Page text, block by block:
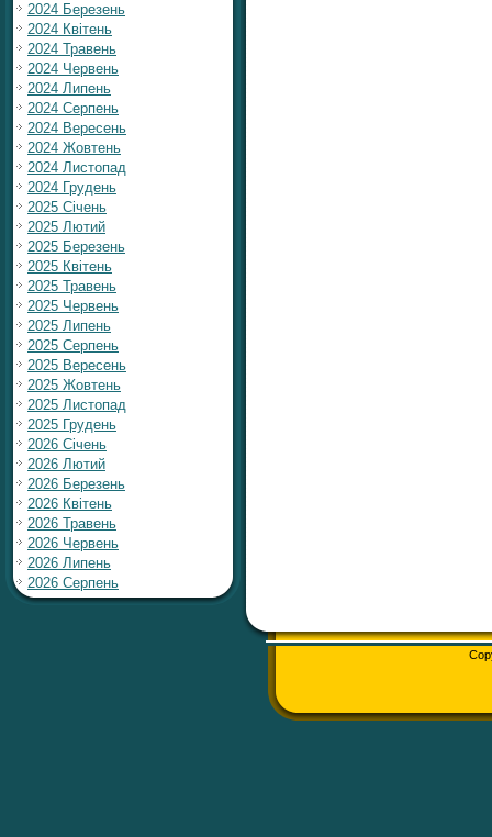
2024 Березень
2024 Квітень
2024 Травень
2024 Червень
2024 Липень
2024 Серпень
2024 Вересень
2024 Жовтень
2024 Листопад
2024 Грудень
2025 Січень
2025 Лютий
2025 Березень
2025 Квітень
2025 Травень
2025 Червень
2025 Липень
2025 Серпень
2025 Вересень
2025 Жовтень
2025 Листопад
2025 Грудень
2026 Січень
2026 Лютий
2026 Березень
2026 Квітень
2026 Травень
2026 Червень
2026 Липень
2026 Серпень